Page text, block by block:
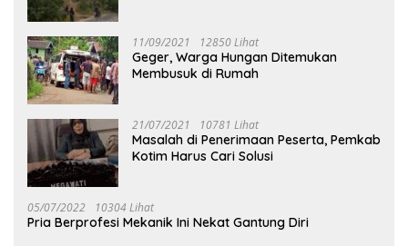
11/09/2021 12850 Lihat
Geger, Warga Hungan Ditemukan
Membusuk di Rumah
21/07/2021 10781 Lihat
Masalah di Penerimaan Peserta, Pemkab
Kotim Harus Cari Solusi
05/07/2022 10304 Lihat
Pria Berprofesi Mekanik Ini Nekat Gantung Diri